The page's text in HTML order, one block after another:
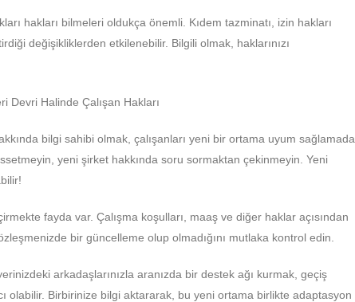
hakları bilmeleri oldukça önemli. Kıdem tazminatı, izin hakları
değişikliklerden etkilenebilir. Bilgili olmak, haklarınızı
bilgi sahibi olmak, çalışanları yeni bir ortama uyum sağlamada
yeni şirket hakkında soru sormaktan çekinmeyin. Yeni
fayda var. Çalışma koşulları, maaş ve diğer haklar açısından
bir güncelleme olup olmadığını mutlaka kontrol edin.
arkadaşlarınızla aranızda bir destek ağı kurmak, geçiş
olabilir. Birbirinize bilgi aktararak, bu yeni ortama birlikte adaptasyon